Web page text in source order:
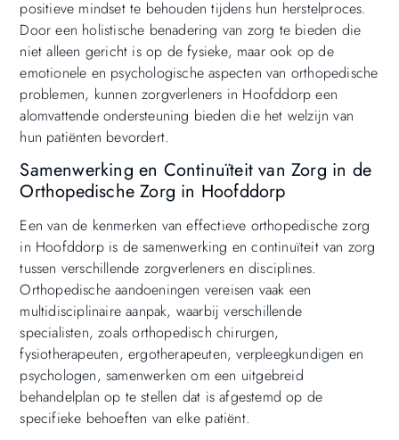
positieve mindset te behouden tijdens hun herstelproces.
Door een holistische benadering van zorg te bieden die
niet alleen gericht is op de fysieke, maar ook op de
emotionele en psychologische aspecten van orthopedische
problemen, kunnen zorgverleners in Hoofddorp een
alomvattende ondersteuning bieden die het welzijn van
hun patiënten bevordert.
Samenwerking en Continuïteit van Zorg in de
Orthopedische Zorg in Hoofddorp
Een van de kenmerken van effectieve orthopedische zorg
in Hoofddorp is de samenwerking en continuïteit van zorg
tussen verschillende zorgverleners en disciplines.
Orthopedische aandoeningen vereisen vaak een
multidisciplinaire aanpak, waarbij verschillende
specialisten, zoals orthopedisch chirurgen,
fysiotherapeuten, ergotherapeuten, verpleegkundigen en
psychologen, samenwerken om een uitgebreid
behandelplan op te stellen dat is afgestemd op de
specifieke behoeften van elke patiënt.